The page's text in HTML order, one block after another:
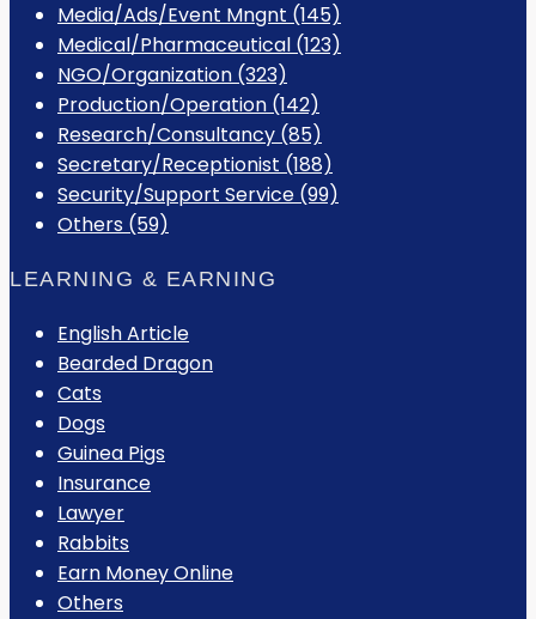
Media/Ads/Event Mngnt (145)
Medical/Pharmaceutical (123)
NGO/Organization (323)
Production/Operation (142)
Research/Consultancy (85)
Secretary/Receptionist (188)
Security/Support Service (99)
Others (59)
LEARNING & EARNING
English Article
Bearded Dragon
Cats
Dogs
Guinea Pigs
Insurance
Lawyer
Rabbits
Earn Money Online
Others